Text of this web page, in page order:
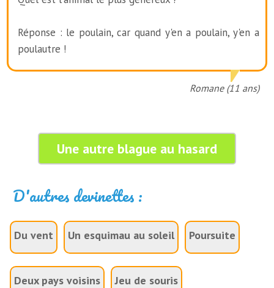
Réponse : le poulain, car quand y'en a poulain, y'en a
poulautre !
Romane (11 ans)
Une autre blague au hasard
D'autres devinettes :
Du vent Un esquimau au soleil Poursuite
Deux pays voisins Jeu de souris